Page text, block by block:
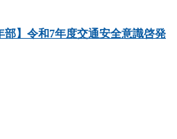
部】令和7年度交通安全意識啓発